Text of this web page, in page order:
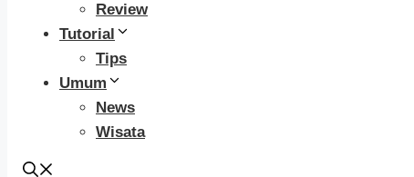
Review
Tutorial
Tips
Umum
News
Wisata